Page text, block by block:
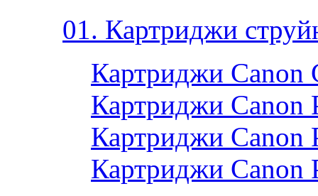
01. Картриджи
Картриджи Canon
Картриджи Canon
Картриджи Canon
Картриджи Canon